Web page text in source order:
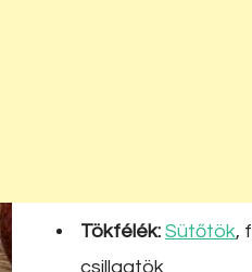
Tökfélék: Sütőtök,
csillagtök